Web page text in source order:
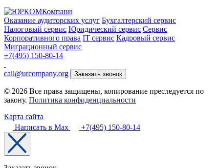
Оказание аудиторских услуг Бухгалтерский сервис
Налоговый сервис Юридический сервис Сервис
Корпоративного права IT сервис Кадровый сервис
Миграционный сервис
+7(495) 150-80-14
call@urcompany.org Заказать звонок
© 2026 Все права защищены, копирование преследуется по
закону. Политика конфиденциальности
Карта сайта
Написать в Max
+7(495) 150-80-14